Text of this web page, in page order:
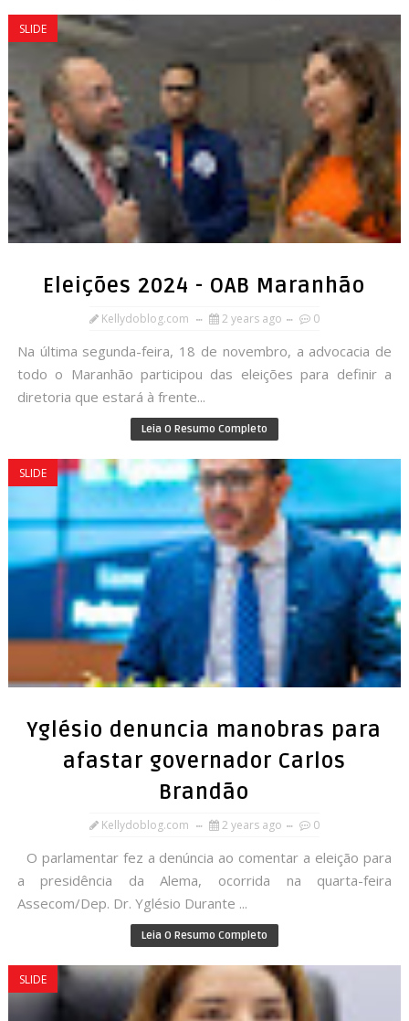
SLIDE
Eleições 2024 - OAB Maranhão
Kellydoblog.com 2 years ago 0
Na última segunda-feira, 18 de novembro, a advocacia de
todo o Maranhão participou das eleições para definir a
diretoria que estará à frente...
Leia O Resumo Completo
SLIDE
Yglésio denuncia manobras para
afastar governador Carlos
Brandão
Kellydoblog.com 2 years ago 0
O parlamentar fez a denúncia ao comentar a eleição para
a presidência da Alema, ocorrida na quarta-feira
Assecom/Dep. Dr. Yglésio Durante ...
Leia O Resumo Completo
SLIDE